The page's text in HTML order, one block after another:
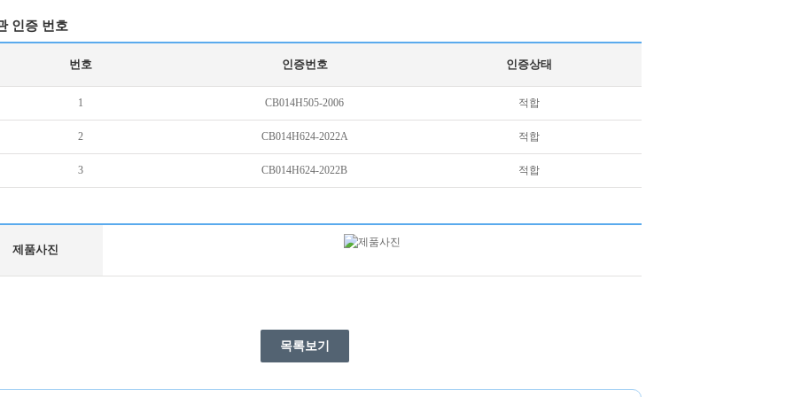
인증 번호
번호 인증번호 인증상태
1 CB014H505-2006 적합
2 CB014H624-2022A 적합
3 CB014H624-2022B 적합
제품사진
목록보기